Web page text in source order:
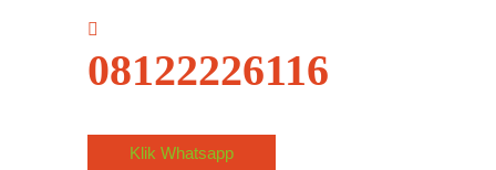
08122226116
Klik Whatsapp